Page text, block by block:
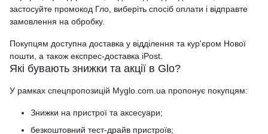
застосуйте промокод Гло, виберіть спосіб оплати і відправте
замовлення на обробку.
Покупцям доступна доставка у відділення та кур'єром Нової
пошти, а також експрес-доставка iPost.
Які бувають знижки та акції в Glo?
У рамках спецпропозицій Myglo.com.ua пропонує покупцям:
Знижки на пристрої та аксесуари;
безкоштовний тест-драйв пристроїв;